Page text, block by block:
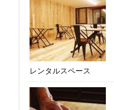
レンタルスペース